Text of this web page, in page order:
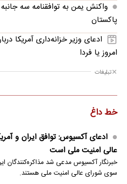
واکنش یمن به توافقنامه سه
پاکستان
ادعای وزیر خزانه‌داری آمریکا
امروز یا فردا
تبلیغات
خط داغ
ادعای آکسیوس: توافق ایران و
عالی امنیت ملی است
خبرنگار آکسیوس مدعی شد مذاکره‌کنندگان
سوی شورای عالی امنیت ملی هستند.